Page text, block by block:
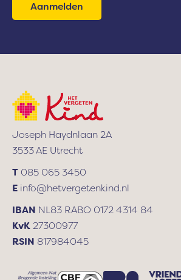
leven
i
Joseph Haydnlaan 2A
3533 AE Utrecht
T 085 065 3450
E info@hetvergetenkind.nl
IBAN NL83 RABO 0172 4314 84
KvK 27300977
RSIN 817984045